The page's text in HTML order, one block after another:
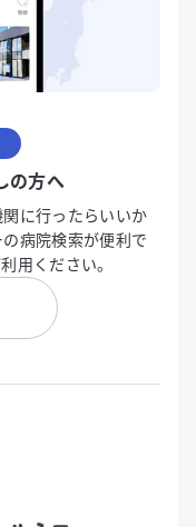
の方へ
関に行ったらいいか
病院検索が便利で
用ください。